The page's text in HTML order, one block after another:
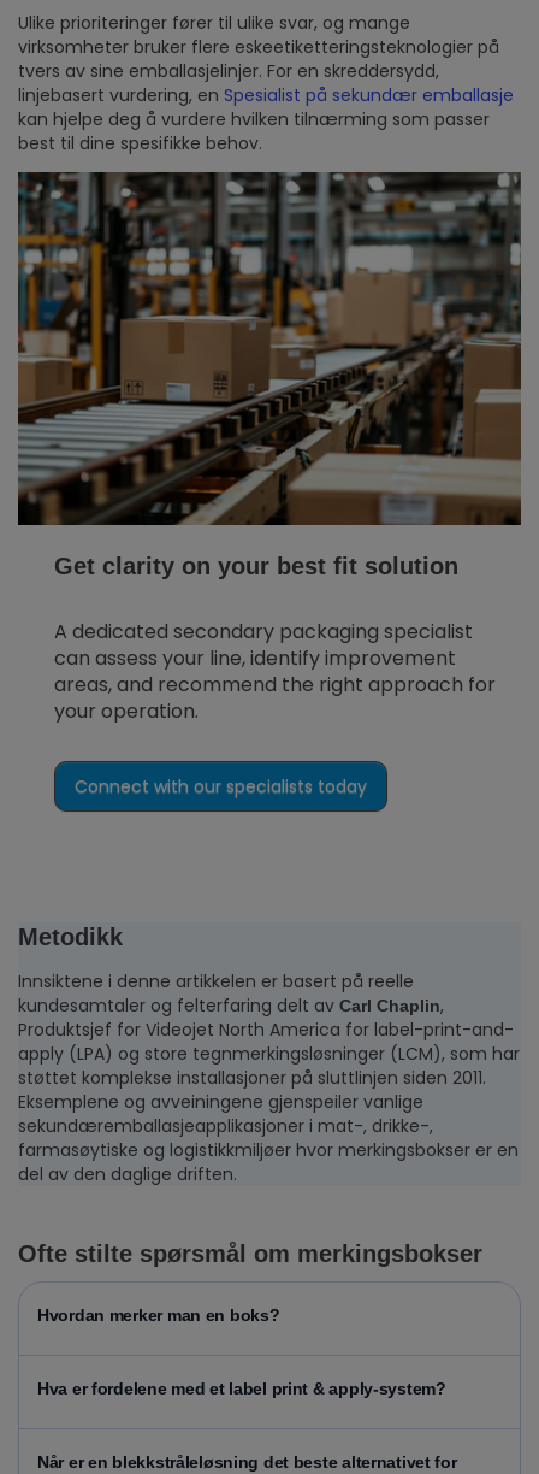
Ulike prioriteringer fører til ulike svar, og mange
virksomheter bruker flere eskeetiketteringsteknologier på
tvers av sine emballasjelinjer. For en skreddersydd,
linjebasert vurdering, en Spesialist på sekundær emballasje
kan hjelpe deg å vurdere hvilken tilnærming som passer
best til dine spesifikke behov.
Get clarity on your best fit solution
A dedicated secondary packaging specialist
can assess your line, identify improvement
areas, and recommend the right approach for
your operation.
Connect with our specialists today
Metodikk
Innsiktene i denne artikkelen er basert på reelle
kundesamtaler og felterfaring delt av Carl Chaplin,
Produktsjef for Videojet North America for label-print-and-
apply (LPA) og store tegnmerkingsløsninger (LCM), som har
støttet komplekse installasjoner på sluttlinjen siden 2011.
Eksemplene og avveiningene gjenspeiler vanlige
sekundæremballasjeapplikasjoner i mat-, drikke-,
farmasøytiske og logistikkmiljøer hvor merkingsbokser er en
del av den daglige driften.
Ofte stilte spørsmål om merkingsbokser
Hvordan merker man en boks?
Hva er fordelene med et label print & apply-system?
Når er en blekkstråleløsning det beste alternativet for